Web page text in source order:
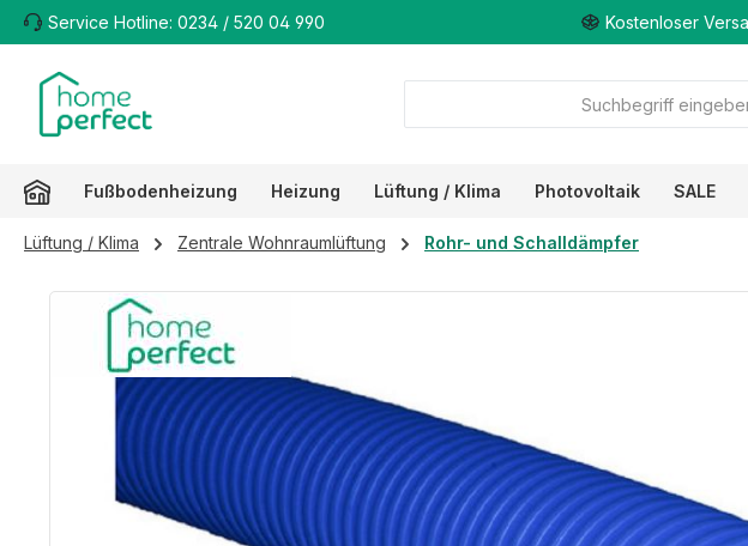
Hauptinhalt springen
Zur Suche springen
Zur Hauptnavigation springen
Service Hotline: 0234 / 520 04 990 Kostenloser
Fußbodenheizung Heizung Lüftung / Klima Photovoltaik SALE
Lüftung / Klima Zentrale Wohnraumlüftung Rohr- und Schalldämpfer
Bildergalerie überspringen